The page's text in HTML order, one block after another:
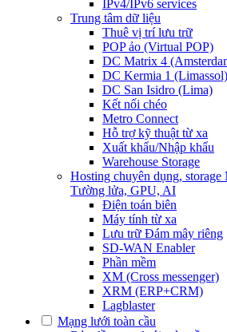
IPv4/IPv6 services
Trung tâm dữ liệu
Thuê vị trí lưu trữ
POP ảo (Virtual POP)
DC Matrix 4
DC Kermia 1 (Limassol)
DC San Isidro (Lima)
Kết nối chéo
Metro Connect
Hỗ trợ kỹ thuật từ xa
Xuất khẩu/Nhập khẩu
Warehouse Storage
Hosting chuyên dụng, storage
Tường lửa, GPU, AI
Điện toán biên
Máy tính từ xa
Lưu trữ Đám mây riêng
SD-WAN Enabler
Phần mềm
XM (Cross messenger)
XRM (ERP+CRM)
Lagblaster
Mạng lưới toàn cầu